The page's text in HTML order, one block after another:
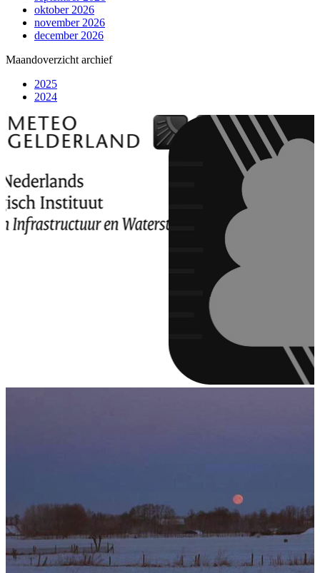
oktober 2026
november 2026
december 2026
Maandoverzicht archief
2025
2024